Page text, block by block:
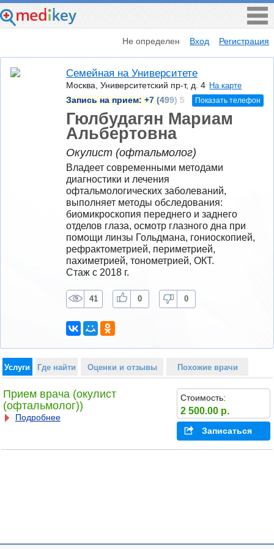
Не определен Вход Регистрация
Семейная на Университете
Москва, Университетский пр-т, д. 4 На карте
Запись на прием: +7 (499) 5 Показать телефон
Гюлбудагян Мариам
Альбертовна
Окулист (офтальмолог)
Владеет современными методами
диагностики и лечения
офтальмологических заболеваний,
выполняет методы обследования:
биомикроскопия переднего и заднего
отделов глаза, осмотр глазного дна при
помощи линзы Гольдмана, гониоскопией,
рефрактометрией, периметрией,
пахиметрией, тонометрией, ОКТ.
Стаж с 2018 г.
41 0 0
Услуги Где найти Оценки и отзывы Похожие врачи
Прием врача (окулист
(офтальмолог))
Подробнее
Стоимость:
2 500.00 р.
Записаться